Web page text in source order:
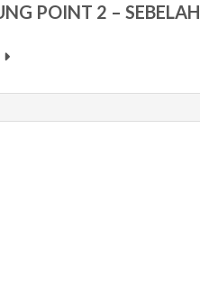
POINT 2 – SEBELAH